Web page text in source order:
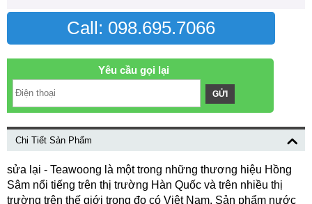
Call: 098.695.7066
Yêu cầu gọi lại
GỬI
Chi Tiết Sản Phẩm
sửa lại - Teawoong là một trong những thương hiệu Hồng
Sâm nổi tiếng trên thị trường Hàn Quốc và trên nhiều thị
trường trên thế giới trong đo có Việt Nam. Sản phẩm nước